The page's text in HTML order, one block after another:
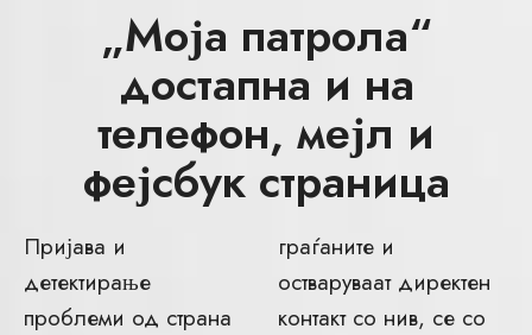
„Моја патрола“
достапна и на
телефон, мејл и
фејсбук страница
Пријава и
детектирање
проблеми од страна
граѓаните и
остваруваат директен
контакт со нив, се со